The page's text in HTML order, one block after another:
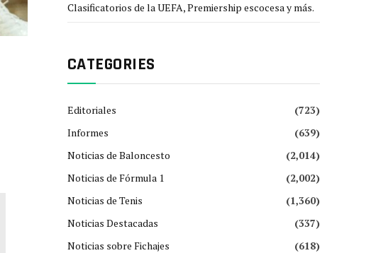
Clasificatorios de la UEFA, Premiership escocesa y más.
CATEGORIES
Editoriales
(723)
Informes
(639)
Noticias de Baloncesto
(2,014)
Noticias de Fórmula 1
(2,002)
Noticias de Tenis
(1,360)
Noticias Destacadas
(337)
Noticias sobre Fichajes
(618)